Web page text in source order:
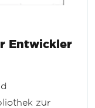
Entwickler
zur